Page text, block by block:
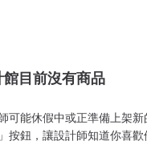
目前沒有商品
可能休假中或正準備上架
按鈕，讓設計師知道你喜